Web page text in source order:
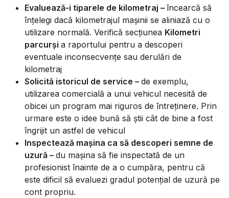
Evaluează-i tiparele de kilometraj – încearcă să
înțelegi dacă kilometrajul mașinii se aliniază cu o
utilizare normală. Verifică secțiunea Kilometri
parcurşi a raportului pentru a descoperi
eventuale inconsecvențe sau derulări de
kilometraj
Solicită istoricul de service – de exemplu,
utilizarea comercială a unui vehicul necesită de
obicei un program mai riguros de întreținere. Prin
urmare este o idee bună să știi cât de bine a fost
îngrijit un astfel de vehicul
Inspectează mașina ca să descoperi semne de
uzură – du mașina să fie inspectată de un
profesionist înainte de a o cumpăra, pentru că
este dificil să evaluezi gradul potențial de uzură pe
cont propriu.